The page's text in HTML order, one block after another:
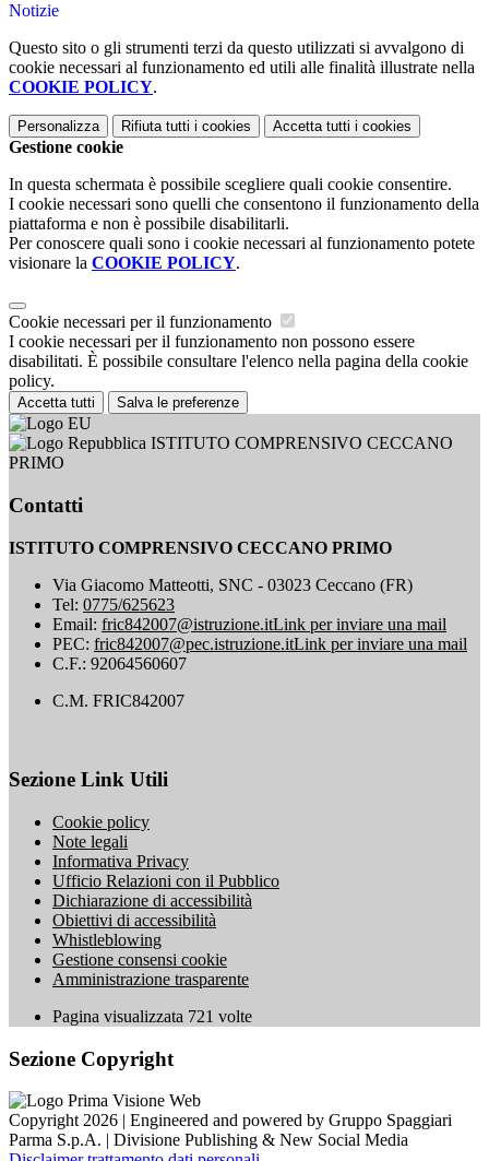
Notizie
Questo sito o gli strumenti terzi da questo utilizzati si avvalgono di
cookie necessari al funzionamento ed utili alle finalità illustrate nella
COOKIE POLICY.
Personalizza Rifiuta tutti i cookies Accetta tutti i cookies
Gestione cookie
In questa schermata è possibile scegliere quali cookie consentire.
I cookie necessari sono quelli che consentono il funzionamento della
piattaforma e non è possibile disabilitarli.
Per conoscere quali sono i cookie necessari al funzionamento potete
visionare la COOKIE POLICY.
Cookie necessari per il funzionamento
I cookie necessari per il funzionamento non possono essere
disabilitati. È possibile consultare l'elenco nella pagina della cookie
policy.
Accetta tutti Salva le preferenze
ISTITUTO COMPRENSIVO CECCANO
PRIMO
Contatti
ISTITUTO COMPRENSIVO CECCANO PRIMO
Via Giacomo Matteotti, SNC - 03023 Ceccano (FR)
Tel: 0775/625623
Email: fric842007@istruzione.itLink per inviare una mail
PEC: fric842007@pec.istruzione.itLink per inviare una mail
C.F.: 92064560607
C.M. FRIC842007
Sezione Link Utili
Cookie policy
Note legali
Informativa Privacy
Ufficio Relazioni con il Pubblico
Dichiarazione di accessibilità
Obiettivi di accessibilità
Whistleblowing
Gestione consensi cookie
Amministrazione trasparente
Pagina visualizzata 721 volte
Sezione Copyright
Copyright 2026 | Engineered and powered by Gruppo Spaggiari
Parma S.p.A. | Divisione Publishing & New Social Media